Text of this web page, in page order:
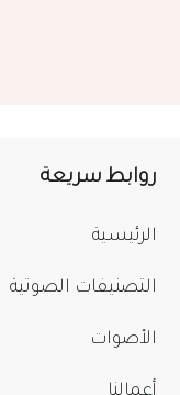
روابط سريعة
الرئيسية
التصنيفات الصوتية
الأصوات